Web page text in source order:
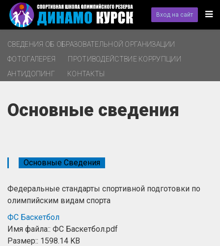
Вход на сайт
СВЕДЕНИЯ ОБ ОБРАЗОВАТЕЛЬНОЙ ОРГАНИЗАЦИИ
ФОТОГАЛЕРЕЯ
ПРОТИВОДЕЙСТВИЕ КОРРУПЦИИ
АНТИДОПИНГ
КОНТАКТЫ
Основные сведения
Основные Сведения
Федеральные стандарты спортивной подготовки по
олимпийским видам спорта
ФС Баскетбол
Имя файла:: ФС Баскетбол.pdf
Размер:: 1598.14 KB